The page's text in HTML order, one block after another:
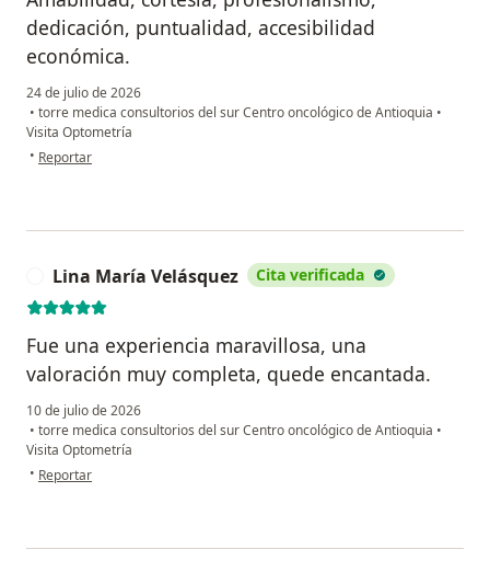
dedicación, puntualidad, accesibilidad
económica.
24 de julio de 2026
• torre medica consultorios del sur Centro oncológico de Antioquia •
Visita Optometría
• en opinión del usuario Olga Maria Gallego Gallego
Reportar
Lina María Velásquez Cita verificada
Fue una experiencia maravillosa, una
valoración muy completa, quede encantada.
10 de julio de 2026
• torre medica consultorios del sur Centro oncológico de Antioquia •
Visita Optometría
• en opinión del usuario Lina María Velásquez
Reportar